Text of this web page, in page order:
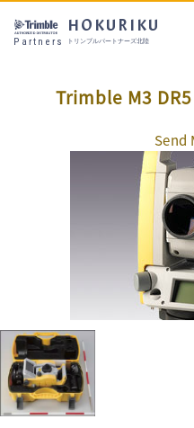
Partners
HOKURIKU
トリンブルパートナーズ北陸
Trimble M3 DR5
Send